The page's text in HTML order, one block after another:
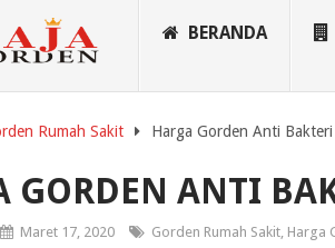
BERANDA
Rumah Sakit Harga Gorden Anti Bakteri
GORDEN ANTI
Maret 17, 2020 Gorden Rumah Sakit, Harga